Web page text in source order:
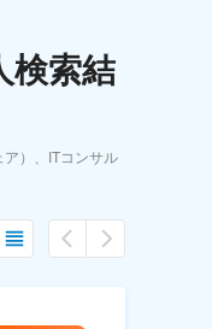
検索結
）、ITコンサル